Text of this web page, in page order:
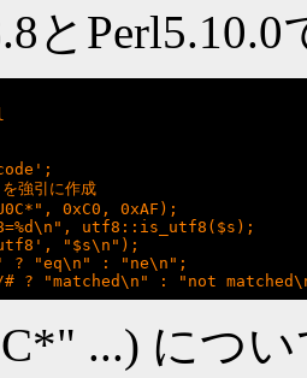
と
強引に作成
0xC0, 0xAF);
utf8::is_utf8($s);
"$s\n");
? "eq\n" : "ne\n";
...) につ